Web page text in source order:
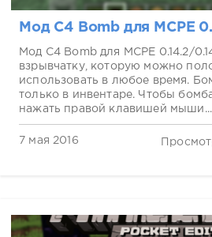
Мод C4 Bomb для MCPE
Мод C4 Bomb для MCPE 0.14.2/
взрывчатку, которую можно
использовать в любое время.
только в инвентаре. Чтобы
нажать правой клавишей
7 мая 2016